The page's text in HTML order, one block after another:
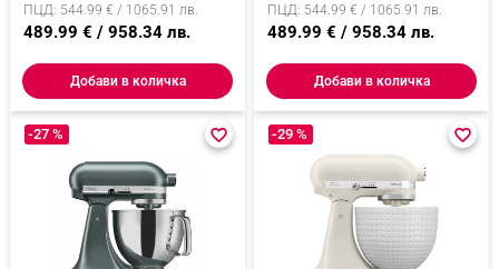
ПЦД: 544.99 € / 1065.91 лв.
489.99 € / 958.34 лв.
Добави в количка
ПЦД: 544.99 € / 1065.91 лв.
489.99 € / 958.34 лв.
Добави в количка
-27 % favorite_border
favorite_border -29 % favorite_border
favorite_border